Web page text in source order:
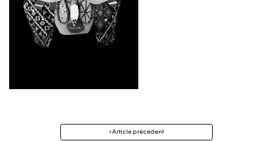
Navigation
Article précédent